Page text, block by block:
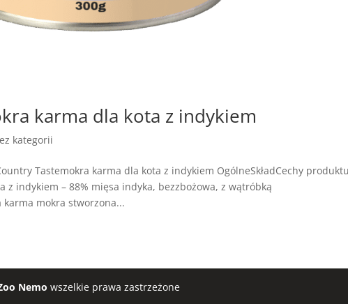
karma dla kota z indykiem
kategorii
Tastemokra karma dla kota z indykiem OgólneSkładCechy
z indykiem – 88% mięsa indyka, bezzbożowa, z wątróbką
mokra stworzona...
Nemo wszelkie prawa zastrzeżone